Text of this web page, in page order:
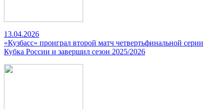
13.04.2026
«Кузбасс» проиграл второй матч четвертьфинальной серии
Кубка России и завершил сезон 2025/2026